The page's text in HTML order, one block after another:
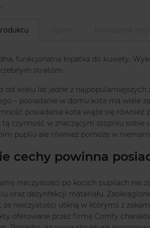
funkcjonalna łopatka do kuwety.
stratom.
od wielu lat jedne z
– posiadanie w domu kota ma wiele
posiadania kota wiąże się
tą czynność w znaczącym stopniu sobie
pupilu ale również pomoże w
cechy powinna
nieczystości po kocich pupilach nie
oraz dezynfekcji materiału.
że nieczystości utkną w którymś z
oferowane przez firmę Comfy